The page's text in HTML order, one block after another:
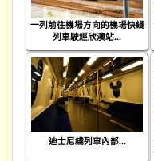
一列前往機場方向的機場快綫
列車駛經欣澳站...
迪士尼綫列車內部...